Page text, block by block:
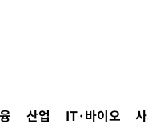
산업 IT·바이오
공대 교수…이병태 후
식사 대접까지(종합)
어…실업률은 4.1%로